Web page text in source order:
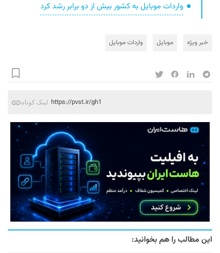
واردات موبایل به کشور بیش از دو برابر رشد کرد
خبر ویژه موبایل واردات موبایل
لینک کوتاه https://pvst.ir/gh1
این مطالب را هم بخوانید: